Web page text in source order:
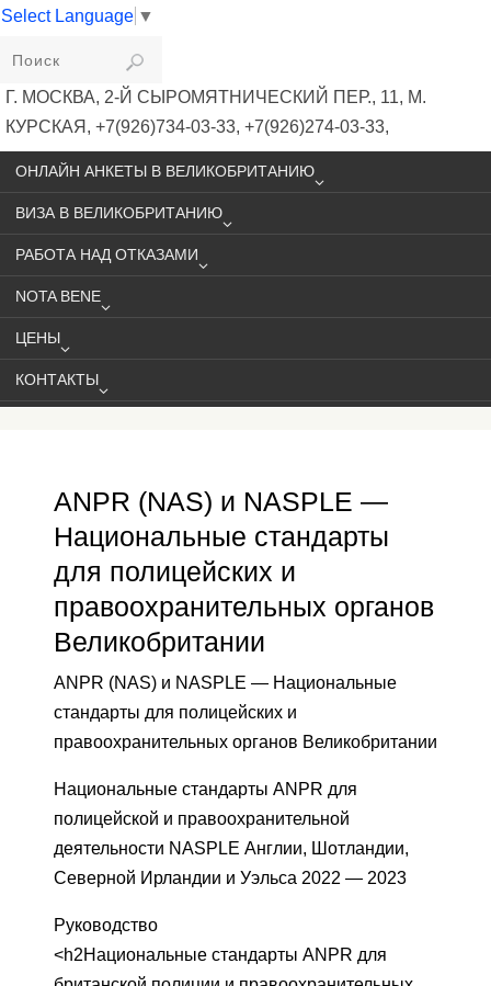
Select Language ▼
VIKIVISA
Г. МОСКВА, 2-Й СЫРОМЯТНИЧЕСКИЙ ПЕР., 11, М.
КУРСКАЯ, +7(926)734-03-33, +7(926)274-03-33,
VISA@VIKIVISA.RU
ОНЛАЙН АНКЕТЫ В ВЕЛИКОБРИТАНИЮ
ВИЗА В ВЕЛИКОБРИТАНИЮ
РАБОТА НАД ОТКАЗАМИ
NOTA BENE
ЦЕНЫ
КОНТАКТЫ
ANPR (NAS) и NASPLE —
Национальные стандарты
для полицейских и
правоохранительных органов
Великобритании
ANPR (NAS) и NASPLE — Национальные
стандарты для полицейских и
правоохранительных органов Великобритании
Национальные стандарты ANPR для
полицейской и правоохранительной
деятельности NASPLE Англии, Шотландии,
Северной Ирландии и Уэльса 2022 — 2023
Руководство
<h2Национальные стандарты ANPR для